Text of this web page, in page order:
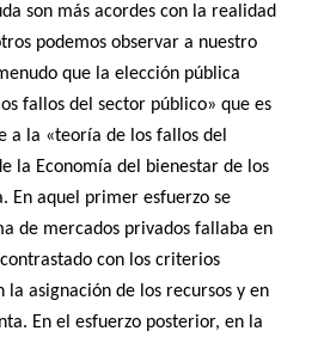
son más acordes con la realidad
podemos observar a nuestro
que la elección pública
fallos del sector público» que es
a la «teoría de los fallos del
la Economía del bienestar de los
En aquel primer esfuerzo se
de mercados privados fallaba en
con los criterios
la asignación de los recursos y en
En el esfuerzo posterior, en la